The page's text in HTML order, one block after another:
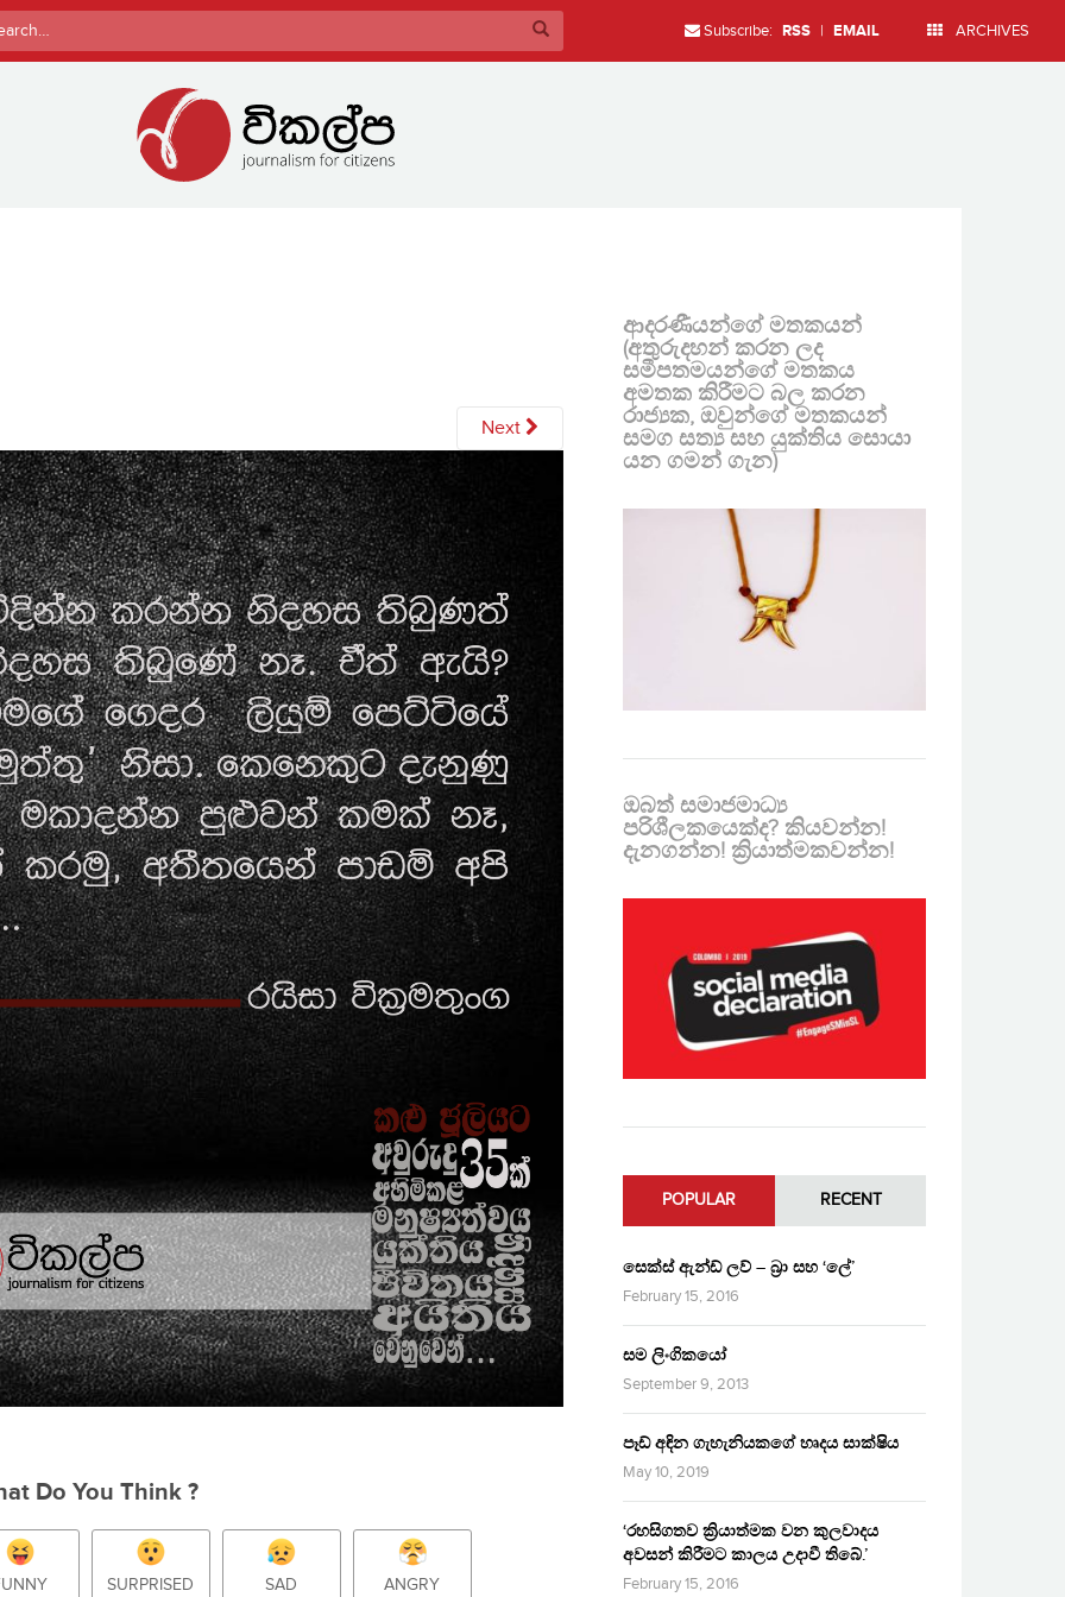
Subscribe: RSS | EMAIL ARCHIVES
Next
Do You Think ?
SURPRISED SAD ANGRY
ආදරණීයන්ගේ මතකයන්
(අතුරුදහන් කරන ලද
සමීපතමයන්ගේ මතකය
අමතක කිරීමට බල කරන
රාජ්‍යක, ඔවුන්ගේ මතකයන්
සමග සත්‍ය සහ යුක්තිය සොයා
යන ගමන් ගැන)
ඔබත් සමාජමාධ්‍ය
පරිශීලකයෙක්ද? කියවන්න!
දැනගන්න! ක්‍රියාත්මකවන්න!
POPULAR RECENT
සෙක්ස් ඇන්ඩ් ලව් – බ්‍රා සහ ‘ලේ’
February 15, 2016
සම ලිංගිකයෝ
September 9, 2013
පෑඩ් අඳින ගැහැනියකගේ හෘදය සාක්ෂිය
May 10, 2019
‘රහසිගතව ක්‍රියාත්මක වන කුලවාදය
අවසන් කිරීමට කාලය උදාවී තිබේ.’
February 15, 2016